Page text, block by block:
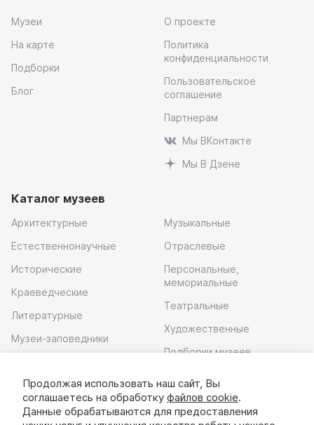
Музеи
На карте
Подборки
Блог
О проекте
Политика
конфиденциальности
Пользовательское
соглашение
Партнерам
Мы ВКонтакте
Мы В Дзене
Каталог музеев
Архитектурные
Естественнонаучные
Исторические
Краеведческие
Литературные
Музеи-заповедники
Музыкальные
Отраслевые
Персональные,
мемориальные
Театральные
Художественные
Подборки музеев
Скачать приложение
Продолжая использовать наш сайт, Вы
соглашаетесь на обработку файлов cookie.
Данные обрабатываются для предоставления